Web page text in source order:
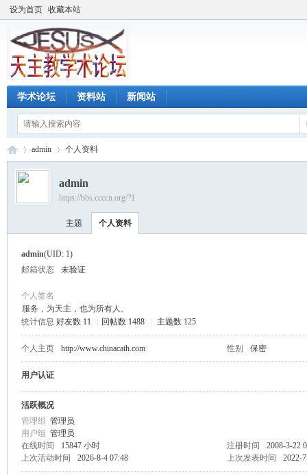
设为首页 收藏本站
学术论坛 资料站 新闻站
›
admin 个人资料
admin
https://bbs.ccccn.org/?1
主题 个人资料
admin(UID: 1)
邮箱状态
未验证
个人签名
服务，为天主，也为所有人。
统计信息 好友数 11 回帖数 1488 主题数 125
个人主页 http://www.chinacath.com 性别 保密
用户认证
活跃概况
管理组 管理员
用户组 管理员
在线时间
15847 小时 注册时间
2008-3-22
上次活动时间
2026-8-4 07:48 上次发表时间 2022-